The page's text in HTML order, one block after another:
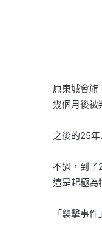
原東城會旗
幾個月後被
之後的25
不過，到了
這是起極為
「襲擊事